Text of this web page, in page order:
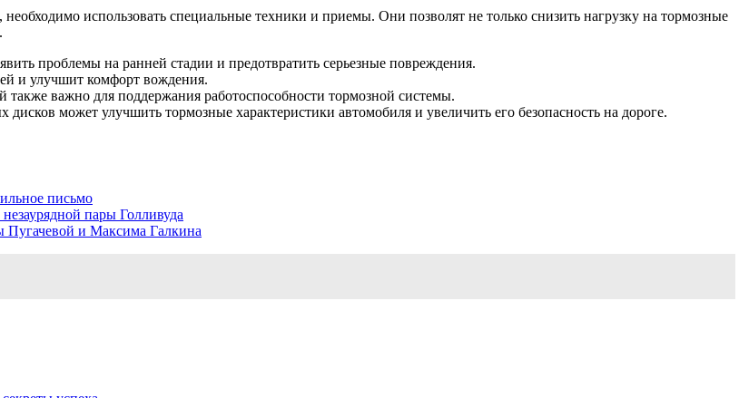
использовать специальные техники и приемы. Они позволят не только снизить нагрузку на тормозные
проблемы на ранней стадии и предотвратить серьезные повреждения.
и улучшит комфорт вождения.
важно для поддержания работоспособности тормозной системы.
может улучшить тормозные характеристики автомобиля и увеличить его безопасность на дороге.
письмо
пары Голливуда
Пугачевой и Максима Галкина